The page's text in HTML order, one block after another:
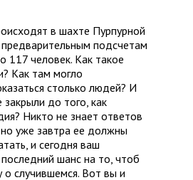
в шахте Пурпурной
подсчетам
117 человек. Как такое
Как там могло
столько людей? И
до того, как
Никто не знает ответов
уже завтра ее должны
и сегодня ваш
шанс на то, чтоб
о случившемся. Вот вы и